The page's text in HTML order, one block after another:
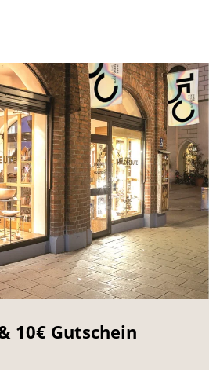
10€ Gutschein